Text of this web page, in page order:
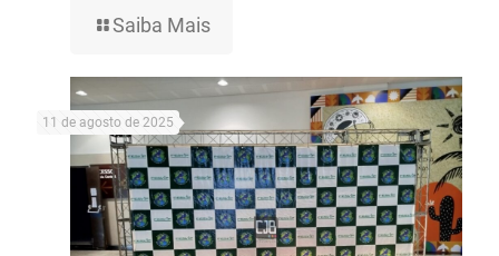
Saiba Mais
11 de agosto de 2025